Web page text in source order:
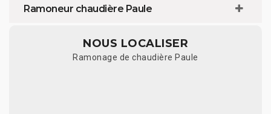
Ramoneur chaudière Paule
NOUS LOCALISER
Ramonage de chaudière Paule